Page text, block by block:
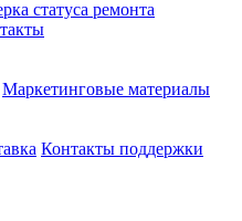
статуса ремонта
Маркетинговые материалы
Контакты поддержки